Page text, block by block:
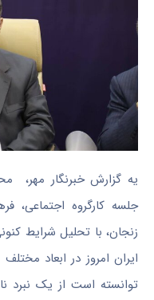
یه گزارش خبرنگار مهر،
جلسه کارگروه اجتماعی،
زنجان، با تحلیل شرایط
ایران امروز در ابعاد
توانسته است از یک نبرد